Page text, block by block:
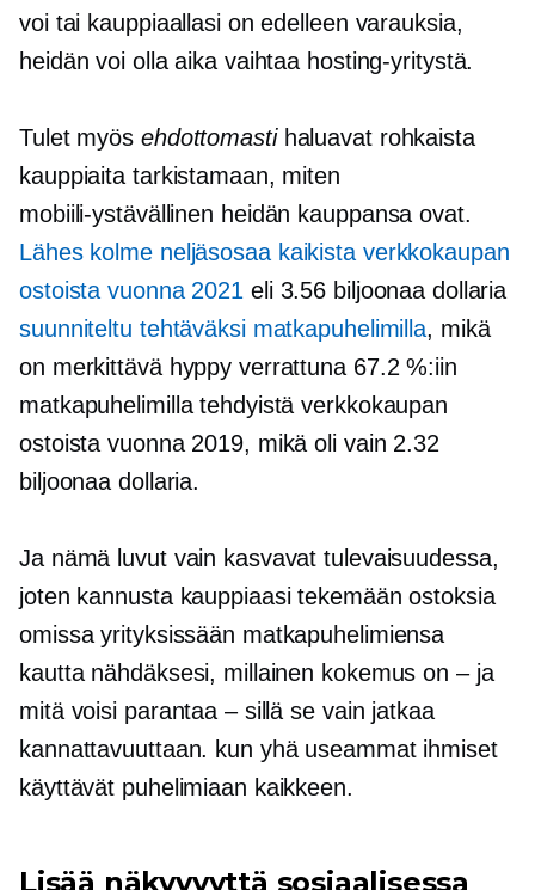
voi tai kauppiaallasi on edelleen varauksia,
heidän voi olla aika vaihtaa hosting-yritystä.
Tulet myös ehdottomastihaluavat rohkaista
kauppiaita tarkistamaan, miten
mobiili-ystävällinen heidän kauppansa ovat.
Lähes kolme neljäsosaakaikista verkkokaupan
ostoista vuonna 2021 eli 3.56 biljoonaa dollaria
suunniteltu tehtäväksi matkapuhelimilla, mikä
on merkittävä hyppy verrattuna 67.2 %:iin
matkapuhelimilla tehdyistä verkkokaupan
ostoista vuonna 2019, mikä oli vain 2.32
biljoonaa dollaria.
Ja nämä luvut vain kasvavat tulevaisuudessa,
joten kannusta kauppiaasi tekemään ostoksia
omissa yrityksissään matkapuhelimiensa
kautta nähdäksesi, millainen kokemus on – ja
mitä voisi parantaa – sillä se vain jatkaa
kannattavuuttaan. kun yhä useammat ihmiset
käyttävät puhelimiaan kaikkeen.
Lisää näkyvyyttä sosiaalisessa